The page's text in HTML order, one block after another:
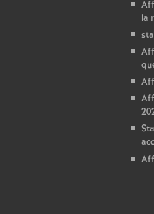
o
u
r
s
la